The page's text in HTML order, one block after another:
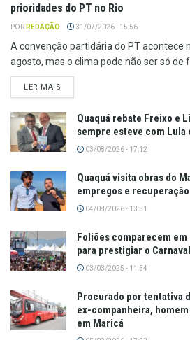
prioridades do PT no Rio
POR REDAÇÃO 31/07/2026 - 15:56
A convenção partidária do PT acontece
agosto, mas o clima pode não ser só de
LER MAIS
Quaquá rebate Freixo e
sempre esteve com Lula
03/08/2026 - 17:12
Quaquá visita obras do
empregos e
04/08/2026 - 13:51
Foliões comparecem em
para prestigiar o Carnaval
03/03/2025 - 11:54
Procurado por tentativa
ex-companheira,
em Maricá